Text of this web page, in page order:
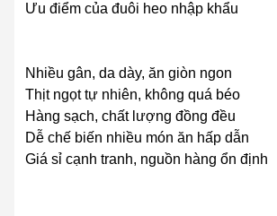
Ưu điểm của đuôi heo nhập khẩu
Nhiều gân, da dày, ăn giòn ngon
Thịt ngọt tự nhiên, không quá béo
Hàng sạch, chất lượng đồng đều
Dễ chế biến nhiều món ăn hấp dẫn
Giá sỉ cạnh tranh, nguồn hàng ổn định